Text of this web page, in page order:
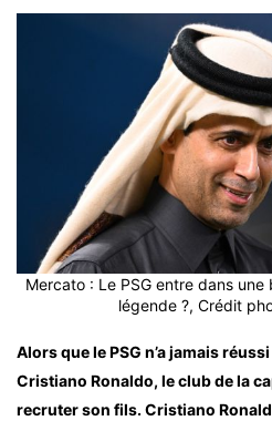
Mercato : Le PSG entre dans
légende ?, Crédit
Alors que le PSG n’a jamais
Cristiano Ronaldo, le club de la
recruter son fils. Cristiano